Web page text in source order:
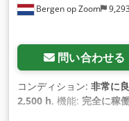
Bergen op Zoom
問い合わせる
コンディション: 非常に
2,500 h, 機能: 完全に稼